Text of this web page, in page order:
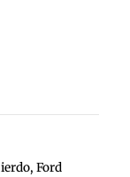
, Ford